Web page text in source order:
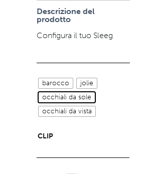
Descrizione del
prodotto
Configura il tuo Sleeg
CLIP
barocco
jolie
occhiali da sole
occhiali da vista